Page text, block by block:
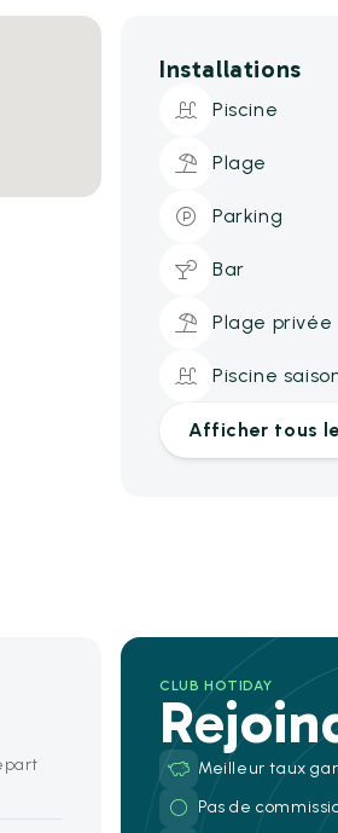
Installations
Piscine
Plage
Parking
Bar
Plage privée
Piscine
Afficher tous
CLUB HOTIDAY
Meilleur taux
Pas de